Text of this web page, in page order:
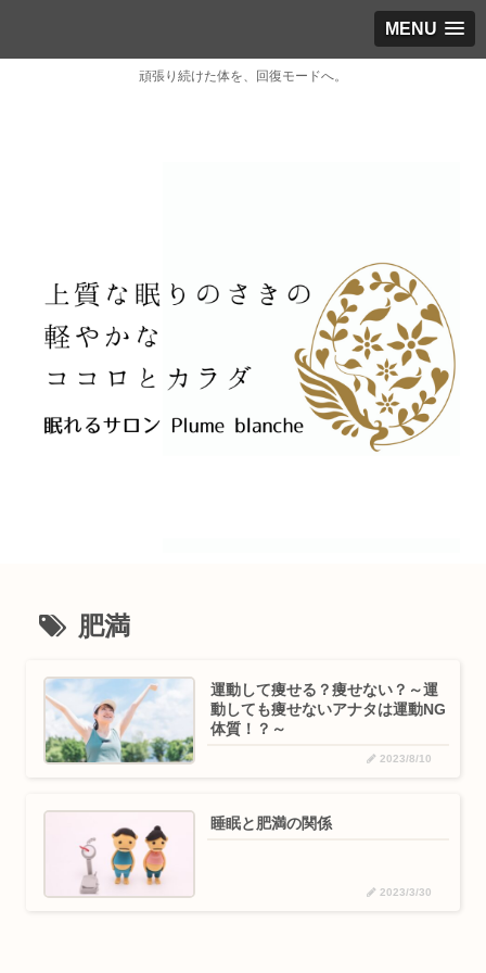
MENU
頑張り続けた体を、回復モードへ。
肥満
運動して痩せる？痩せない？～運
動しても痩せないアナタは運動NG
体質！？～
2023/8/10
睡眠と肥満の関係
2023/3/30